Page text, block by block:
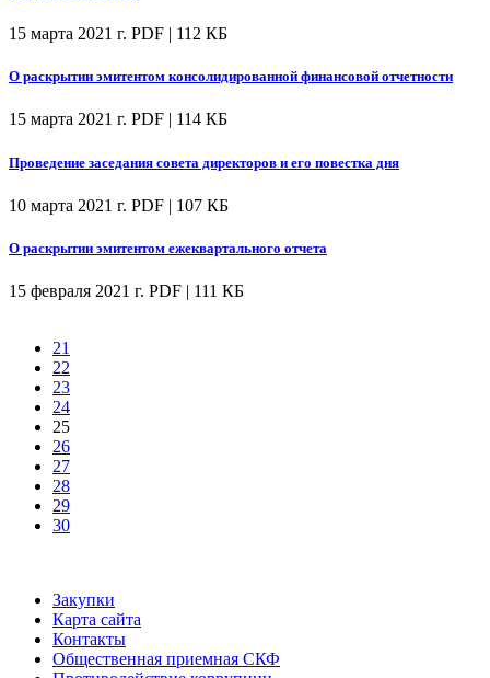
15 марта 2021 г. PDF | 112 КБ
О раскрытии эмитентом консолидированной финансовой отчетности
15 марта 2021 г. PDF | 114 КБ
Проведение заседания совета директоров и его повестка дня
10 марта 2021 г. PDF | 107 КБ
О раскрытии эмитентом ежеквартального отчета
15 февраля 2021 г. PDF | 111 КБ
21
22
23
24
25
26
27
28
29
30
Закупки
Карта сайта
Контакты
Общественная приемная СКФ